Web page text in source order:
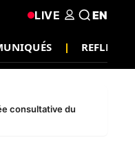
LIVE EN
consultative du